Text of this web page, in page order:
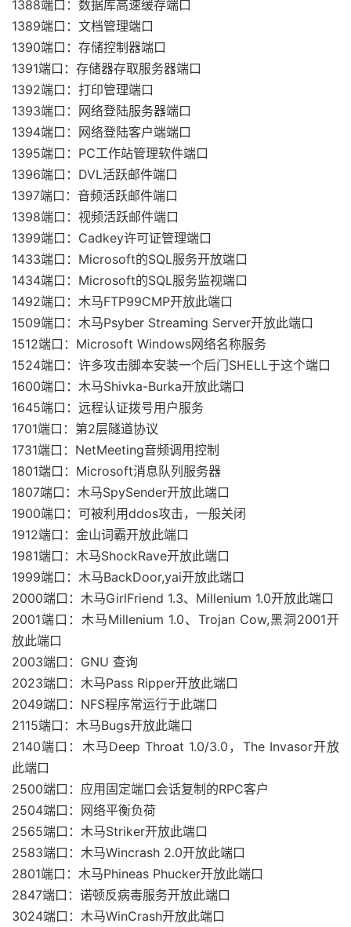
1388端口：数据库高速缓存端口
1389端口：文档管理端口
1390端口：存储控制器端口
1391端口：存储器存取服务器端口
1392端口：打印管理端口
1393端口：网络登陆服务器端口
1394端口：网络登陆客户端端口
1395端口：PC工作站管理软件端口
1396端口：DVL活跃邮件端口
1397端口：音频活跃邮件端口
1398端口：视频活跃邮件端口
1399端口：Cadkey许可证管理端口
1433端口：Microsoft的SQL服务开放端口
1434端口：Microsoft的SQL服务监视端口
1492端口：木马FTP99CMP开放此端口
1509端口：木马Psyber Streaming Server开放此端口
1512端口：Microsoft Windows网络名称服务
1524端口：许多攻击脚本安装一个后门SHELL于这个端口
1600端口：木马Shivka-Burka开放此端口
1645端口：远程认证拨号用户服务
1701端口：第2层隧道协议
1731端口：NetMeeting音频调用控制
1801端口：Microsoft消息队列服务器
1807端口：木马SpySender开放此端口
1900端口：可被利用ddos攻击，一般关闭
1912端口：金山词霸开放此端口
1981端口：木马ShockRave开放此端口
1999端口：木马BackDoor,yai开放此端口
2000端口：木马GirlFriend 1.3、Millenium 1.0开放此端口
2001端口：木马Millenium 1.0、Trojan Cow,黑洞2001开
放此端口
2003端口：GNU 查询
2023端口：木马Pass Ripper开放此端口
2049端口：NFS程序常运行于此端口
2115端口：木马Bugs开放此端口
2140端口：木马Deep Throat 1.0/3.0，The Invasor开放
此端口
2500端口：应用固定端口会话复制的RPC客户
2504端口：网络平衡负荷
2565端口：木马Striker开放此端口
2583端口：木马Wincrash 2.0开放此端口
2801端口：木马Phineas Phucker开放此端口
2847端口：诺顿反病毒服务开放此端口
3024端口：木马WinCrash开放此端口